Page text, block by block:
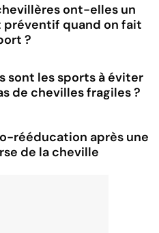
ont-elles un
quand on fait
?
sont les sports à éviter
de chevilles fragiles ?
rééducation après une
de la cheville